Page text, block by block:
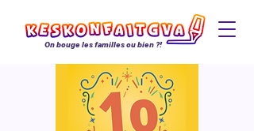
On bouge les familles ou bien ?!